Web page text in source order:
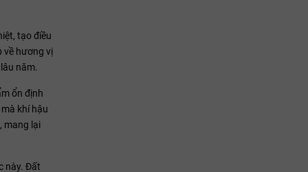
tạo điều
về hương vị
năm.
ổn định
khí hậu
mang lại
này. Đất